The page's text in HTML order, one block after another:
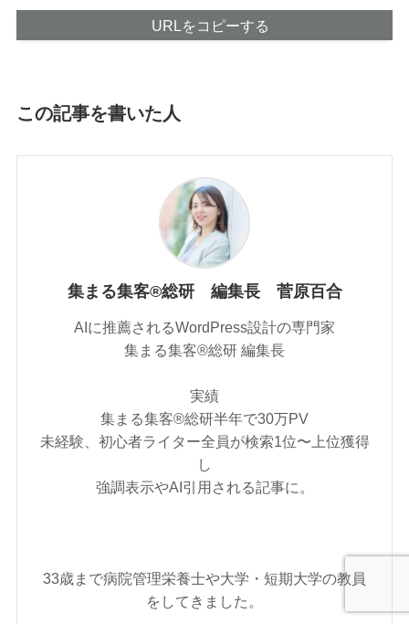
URLをコピーする
この記事を書いた人
集まる集客®総研 編集長 菅原百合
AIに推薦されるWordPress設計の専門家
集まる集客®︎総研 編集長
実績
集まる集客®︎総研半年で30万PV
未経験、初心者ライター全員が検索1位〜上位獲得
し
強調表示やAI引用される記事に。
33歳まで病院管理栄養士や大学・短期大学の教員
をしてきました。